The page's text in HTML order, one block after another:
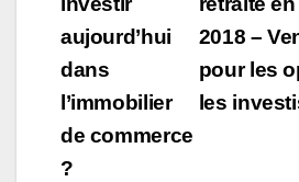
de
l’article
2018 –
pour les
les
aujourd’hui
dans
l’immobilier
de commerce
?